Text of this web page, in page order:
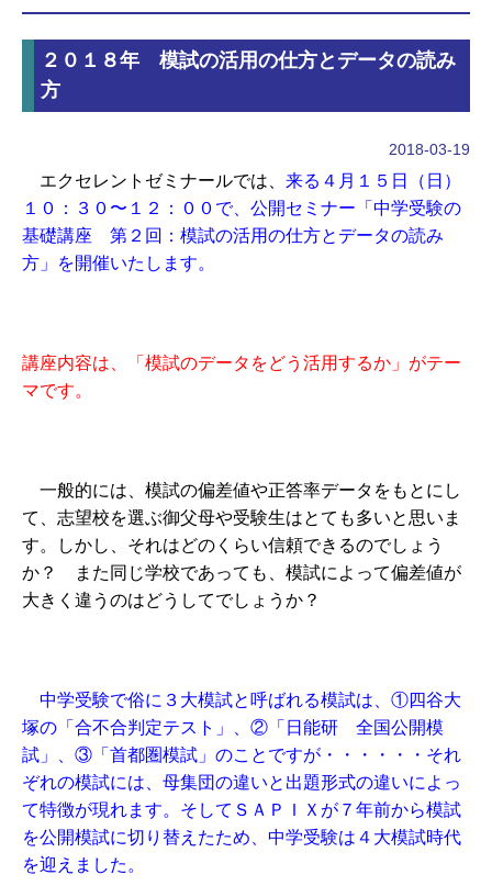
２０１８年 模試の活用の仕方とデータの読み
方
2018-03-19
エクセレントゼミナールでは、 来る４月１５日（日）
１０：３０〜１２：００で、公開セミナー「中学受験の
基礎講座 第２回：模試の活用の仕方とデータの読み
方」を開催いたします。
講座内容は、「模試のデータをどう活用するか」がテー
マです。
一般的には、模試の偏差値や正答率データをもとにし
て、志望校を選ぶ御父母や受験生はとても多いと思いま
す。しかし、それはどのくらい信頼できるのでしょう
か？ また同じ学校であっても、模試によって偏差値が
大きく違うのはどうしてでしょうか？
中学受験で俗に３大模試と呼ばれる模試は、①四谷大
塚の「合不合判定テスト」、②「日能研 全国公開模
試」、③「首都圏模試」のことですが・・・・・・それ
ぞれの模試には、母集団の違いと出題形式の違いによっ
て特徴が現れます。そしてＳＡＰＩＸが７年前から模試
を公開模試に切り替えたため、中学受験は４大模試時代
を迎えました。